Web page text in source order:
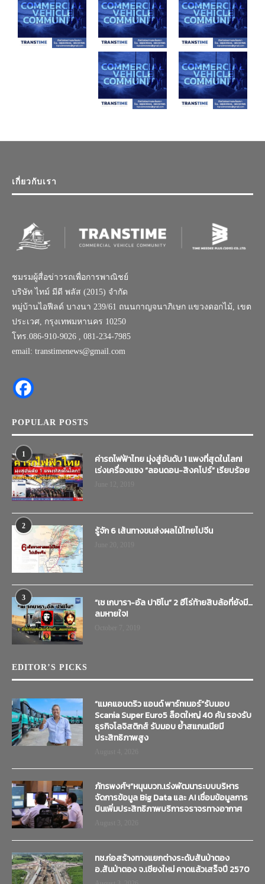
เกี่ยวกับเรา
ชมรมผู้สื่อข่าวรถเพื่อการพาณิชย์
บริษัท ไทม์ มีดี พลัส (2015) จำกัด
หมู่บ้านไอฟีลด์ บางนา 239/61 ถนนกาญจนาภิเษก แขวงดอกไม้, เขต
ประเวศ, กรุงเทพมหานคร 10250
โทร.086-910-9026 , 081-234-7985
email: transtimenews@gmail.com
POPULAR POSTS
1
ค่ารถไฟฟ้าไทย มุ่งสู่อันดับ 1 แพงที่สุดในโลก!
เร่งเครื่องแซง “ลอนดอน-สิงคโปร์” เรียบร้อย
2 รู้จัก 6 เส้นทางขนส่งผลไม้ไทยไปจีน
3
“เช เกบารา-อัล ปาชิโน” 2 ฮีโร่ท้ายสิบล้อที่ยังมี…
ลมหายใจ!
EDITOR’S PICKS
“แมคแอนดริว แอนด์ พาร์ทเนอร์”รับมอบ
Scania Super Euro5 ล็อตใหญ่ 40 คัน รองรับ
ธุรกิจโลจิสติกส์ รับมอบ ย้ำสแกนเนียมี
ประสิทธิภาพสูง
ภัทรพงศ์ฯ”หนุนบวท.เร่งพัฒนาระบบบริหาร
จัดการข้อมูล Big Data และ AI เชื่อมข้อมูลการ
บินเพิ่มประสิทธิภาพบริการจราจรทางอากาศ
ทช.ก่อสร้างทางแยกต่างระดับสันป่าตอง
อ.สันป่าตอง จ.เชียงใหม่ คาดแล้วเสร็จปี 2570